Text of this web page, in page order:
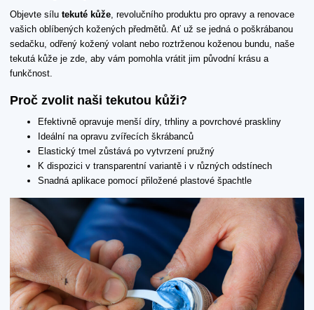
Objevte sílu tekuté kůže , revolučního produktu pro opravy a renovace
vašich oblíbených kožených předmětů. Ať už se jedná o poškrábanou
sedačku, odřený kožený volant nebo roztrženou koženou bundu, naše
tekutá kůže je zde, aby vám pomohla vrátit jim původní krásu a
funkčnost.
Proč zvolit naši tekutou kůži?
Efektivně opravuje menší díry, trhliny a povrchové praskliny
Ideální na opravu zvířecích škrábanců
Elastický tmel zůstává po vytvrzení pružný
K dispozici v transparentní variantě i v různých odstínech
Snadná aplikace pomocí přiložené plastové špachtle